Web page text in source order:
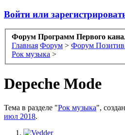
Войти или
Форум Программ Первого
Главная Форум > Форум Позитив
Рок музыка >
Depeche Mode
Тема в разделе "Рок музыка",
июл 2018.